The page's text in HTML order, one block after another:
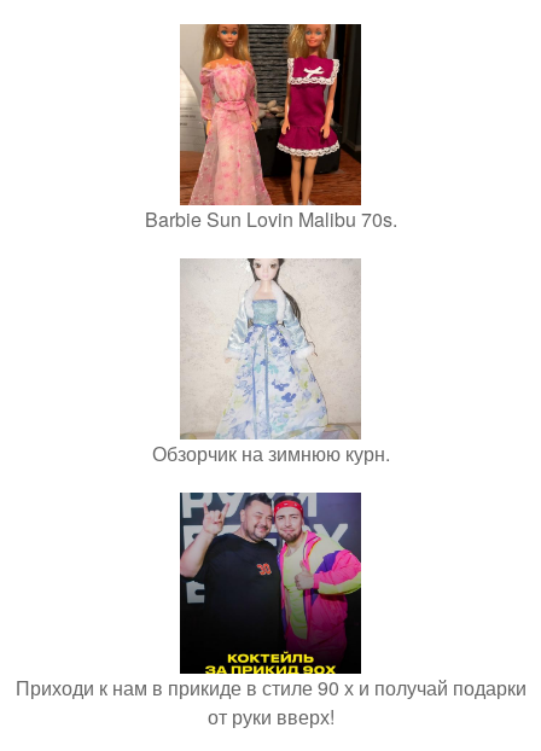
Barbie Sun Lovin Malibu 70s.
Обзорчик на зимнюю курн.
Приходи к нам в прикиде в стиле 90 х и получай подарки
от руки вверх!